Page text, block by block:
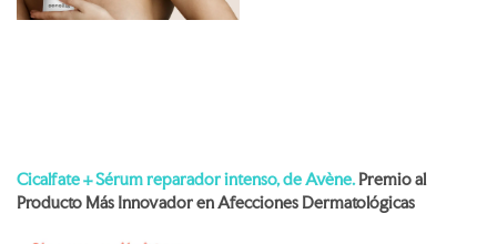
Cicalfate + Sérum reparador intenso, de Avène. Premio al
Producto Más Innovador en Afecciones Dermatológicas